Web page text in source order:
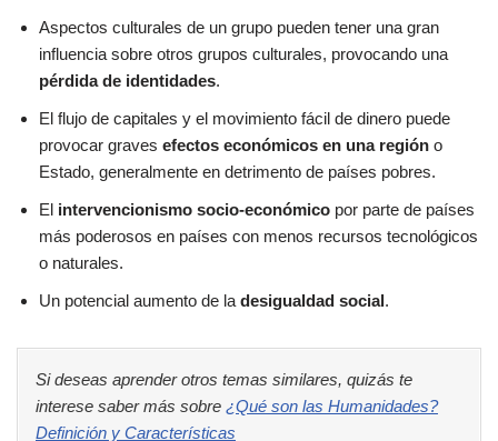
Aspectos culturales de un grupo pueden tener una gran
influencia sobre otros grupos culturales, provocando una
pérdida de identidades.
El flujo de capitales y el movimiento fácil de dinero puede
provocar graves efectos económicos en una región o
Estado, generalmente en detrimento de países pobres.
El intervencionismo socio-económico por parte de países
más poderosos en países con menos recursos tecnológicos
o naturales.
Un potencial aumento de la desigualdad social.
Si deseas aprender otros temas similares, quizás te
interese saber más sobre ¿Qué son las Humanidades?
Definición y Características